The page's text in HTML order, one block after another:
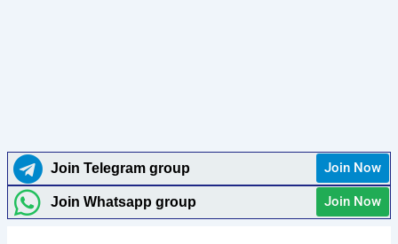
Join Telegram group Join Now
Join Whatsapp group Join Now